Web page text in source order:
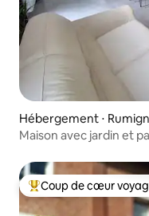
Hébergement ⋅
Maison avec jardin et
Coups de cœur
Coup de cœur